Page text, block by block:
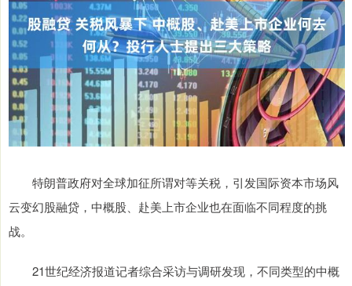
特朗普政府对全球加征所谓对等关税，引发国际资本市场风
云变幻股融贷，中概股、赴美上市企业也在面临不同程度的挑
战。
21世纪经济报道记者综合采访与调研发现，不同类型的中概